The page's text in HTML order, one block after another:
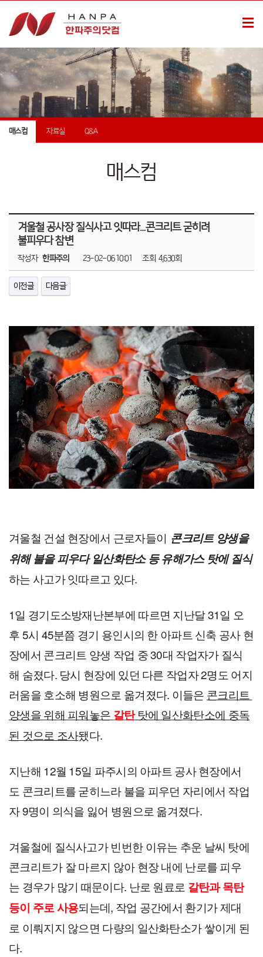
매스컴 자료실 Q&A
매스컴
겨울철 공사장 질식사고 잇따라…콘크리트 굳히려
불피우다 참변
작성자 한파주의 23-02-06 10:01 조회 4,630회
이전글 다음글
겨울철 건설 현장에서 근로자들이 콘크리트 양생을
위해 불을 피우다 일산화탄소 등 유해가스 탓에 질식
하는 사고가 잇따르고 있다.
1일 경기도소방재난본부에 따르면 지난달 31일 오
후 5시 45분쯤 경기 용인시의 한 아파트 신축 공사 현
장에서 콘크리트 양생 작업 중 30대 작업자가 질식
해 숨졌다. 당시 현장에 있던 다른 작업자 2명도 어지
러움을 호소해 병원으로 옮겨졌다. 이들은 콘크리트
양생을 위해 피워놓은 갈탄 탓에 일산화탄소에 중독
된 것으로 조사됐다.
지난해 12월 15일 파주시의 아파트 공사 현장에서
도 콘크리트를 굳히느라 불을 피우던 자리에서 작업
자 9명이 의식을 잃어 병원으로 옮겨졌다.
겨울철에 질식사고가 빈번한 이유는 추운 날씨 탓에
콘크리트가 잘 마르지 않아 현장 내에 난로를 피우
는 경우가 많기 때문이다. 난로 원료로 갈탄과 목탄
등이 주로 사용되는데, 작업 공간에서 환기가 제대
로 이뤄지지 않으면 다량의 일산화탄소가 쌓이게 된
다.